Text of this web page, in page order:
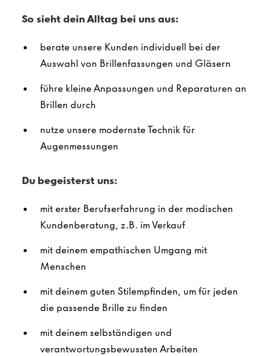
So sieht dein Alltag bei uns aus:
berate unsere Kunden individuell bei der
Auswahl von Brillenfassungen und Gläsern
führe kleine Anpassungen und Reparaturen an
Brillen durch
nutze unsere modernste Technik für
Augenmessungen
Du begeisterst uns:
mit erster Berufserfahrung in der modischen
Kundenberatung, z.B. im Verkauf
mit deinem empathischen Umgang mit
Menschen
mit deinem guten Stilempfinden, um für jeden
die passende Brille zu finden
mit deinem selbständigen und
verantwortungsbewussten Arbeiten